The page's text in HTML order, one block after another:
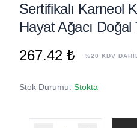
Sertifikalı Karneol
Hayat Ağacı Doğal
267.42 ₺
%20 KDV
Stok Durumu: Stokta